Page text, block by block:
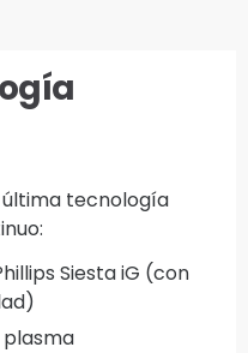
tecnología
Siesta iG (con